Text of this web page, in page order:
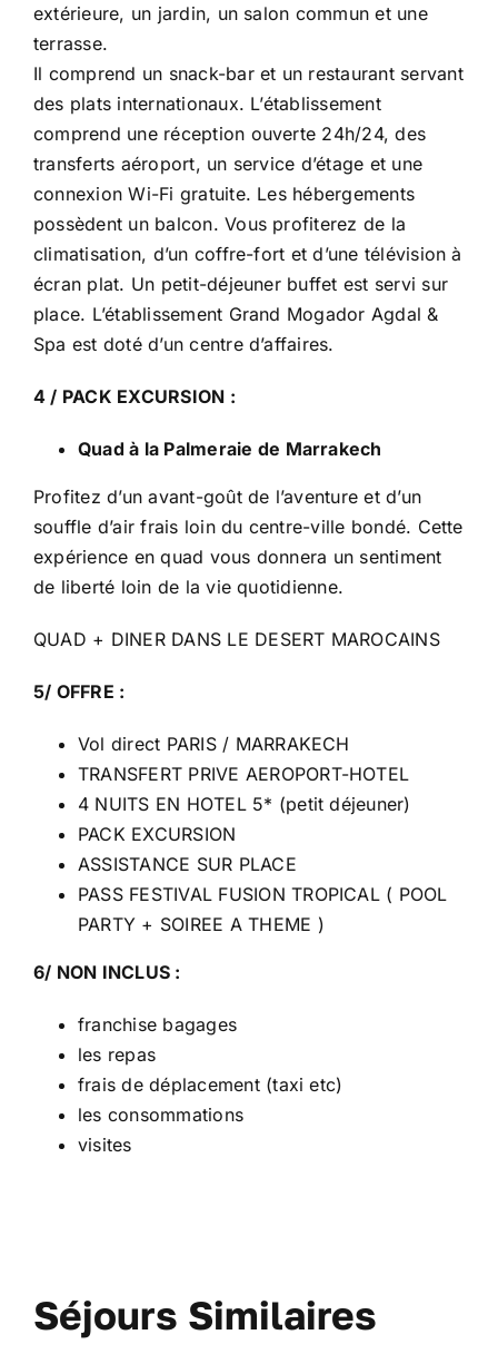
extérieure, un jardin, un salon commun et une
terrasse.
Il comprend un snack-bar et un restaurant servant
des plats internationaux. L’établissement
comprend une réception ouverte 24h/24, des
transferts aéroport, un service d’étage et une
connexion Wi-Fi gratuite. Les hébergements
possèdent un balcon. Vous profiterez de la
climatisation, d’un coffre-fort et d’une télévision à
écran plat. Un petit-déjeuner buffet est servi sur
place. L’établissement Grand Mogador Agdal &
Spa est doté d’un centre d’affaires.
4 / PACK EXCURSION :
Quad à la Palmeraie de Marrakech
Profitez d’un avant-goût de l’aventure et d’un
souffle d’air frais loin du centre-ville bondé. Cette
expérience en quad vous donnera un sentiment
de liberté loin de la vie quotidienne.
QUAD + DINER DANS LE DESERT MAROCAINS
5/ OFFRE :
Vol direct PARIS / MARRAKECH
TRANSFERT PRIVE AEROPORT-HOTEL
4 NUITS EN HOTEL 5* (petit déjeuner)
PACK EXCURSION
ASSISTANCE SUR PLACE
PASS FESTIVAL FUSION TROPICAL ( POOL
PARTY + SOIREE A THEME )
6/ NON INCLUS :
franchise bagages
les repas
frais de déplacement (taxi etc)
les consommations
visites
Séjours Similaires